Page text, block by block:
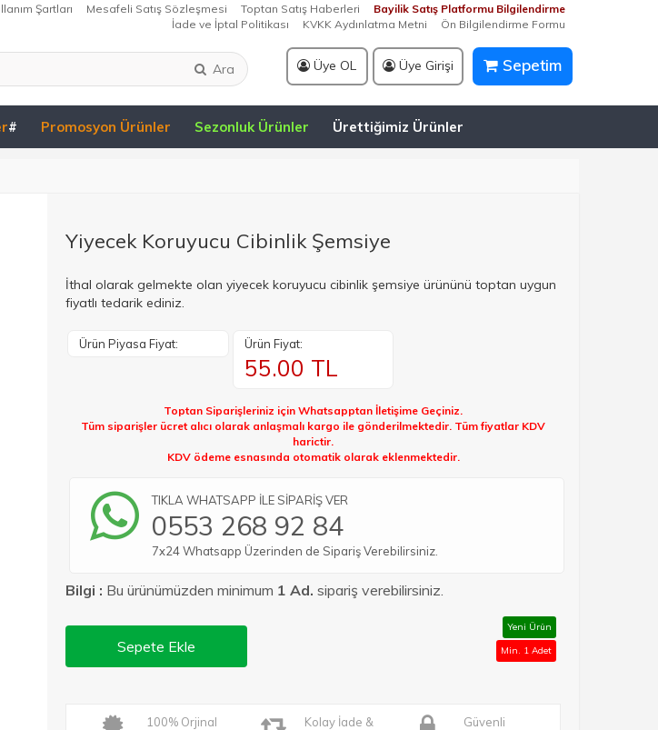
Bayilik Satış Platformu Bilgilendirme
Toptan Satış Haberleri
Mesafeli Satış Sözleşmesi
Şartları
Ön Bilgilendirme Formu
KVKK Aydınlatma Metni
İade ve İptal Politikası
Ara Üye OL Üye Girişi Sepetim
# Promosyon Ürünler Sezonluk Ürünler Ürettiğimiz Ürünler
Yiyecek Koruyucu Cibinlik Şemsiye
İthal olarak gelmekte olan yiyecek koruyucu cibinlik şemsiye ürününü toptan uygun
fiyatlı tedarik ediniz.
Ürün Piyasa Fiyat: Ürün Fiyat:
55.00 TL
Toptan Siparişleriniz için Whatsapptan İletişime Geçiniz.
Tüm siparişler ücret alıcı olarak anlaşmalı kargo ile gönderilmektedir. Tüm fiyatlar KDV
harictir.
KDV ödeme esnasında otomatik olarak eklenmektedir.
TIKLA WHATSAPP İLE SİPARİŞ VER
0553 268 92 84
7x24 Whatsapp Üzerinden de Sipariş Verebilirsiniz.
Bilgi : Bu ürünümüzden minimum 1 Ad. sipariş verebilirsiniz.
Sepete Ekle
Yeni Ürün
Min. 1 Adet
100% Orjinal
Kolay İade &
Güvenli